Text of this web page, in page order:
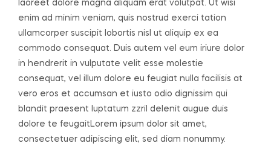
laoreet dolore magna aliquam erat volutpat. Ut wisi
enim ad minim veniam, quis nostrud exerci tation
ullamcorper suscipit lobortis nisl ut aliquip ex ea
commodo consequat. Duis autem vel eum iriure dolor
in hendrerit in vulputate velit esse molestie
consequat, vel illum dolore eu feugiat nulla facilisis at
vero eros et accumsan et iusto odio dignissim qui
blandit praesent luptatum zzril delenit augue duis
dolore te feugaitLorem ipsum dolor sit amet,
consectetuer adipiscing elit, sed diam nonummy.